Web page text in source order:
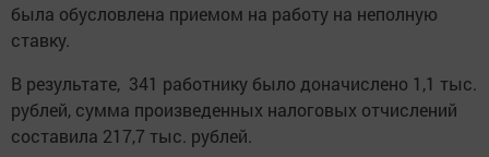
была обусловлена приемом на работу на неполную
ставку.
В результате, 341 работнику было доначислено 1,1 тыс.
рублей, сумма произведенных налоговых отчислений
составила 217,7 тыс. рублей.